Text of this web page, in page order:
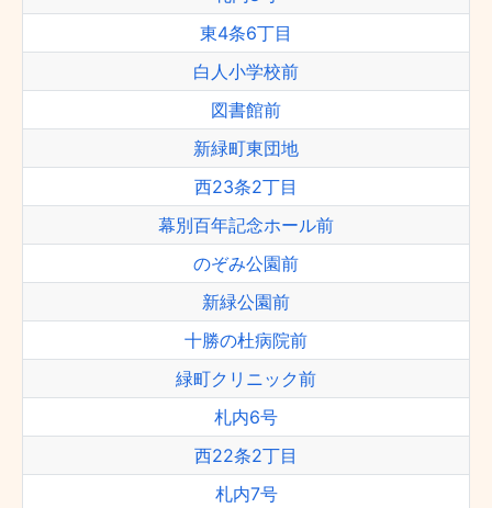
東4条6丁目
白人小学校前
図書館前
新緑町東団地
西23条2丁目
幕別百年記念ホール前
のぞみ公園前
新緑公園前
十勝の杜病院前
緑町クリニック前
札内6号
西22条2丁目
札内7号